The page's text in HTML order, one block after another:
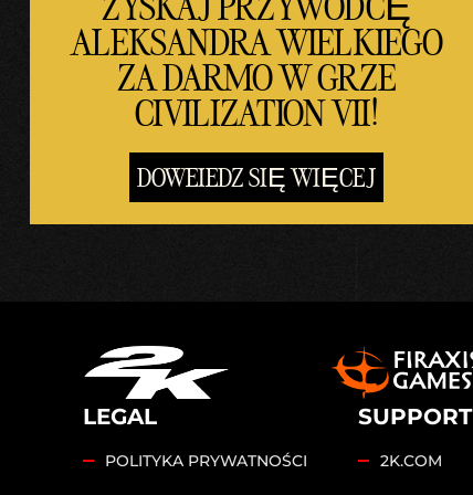
ALEKSANDRA WIELKIEGO
ZA DARMO W GRZE
CIVILIZATION VII!
DOWEIEDZ SIĘ WIĘCEJ
LEGAL
POLITYKA PRYWATNOŚCI
SUPPORT
2K.COM